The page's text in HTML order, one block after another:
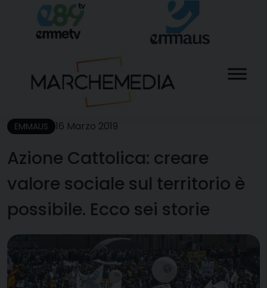
content
EMMAUS 16 Marzo 2019
Azione Cattolica: creare
valore sociale sul territorio è
possibile. Ecco sei storie